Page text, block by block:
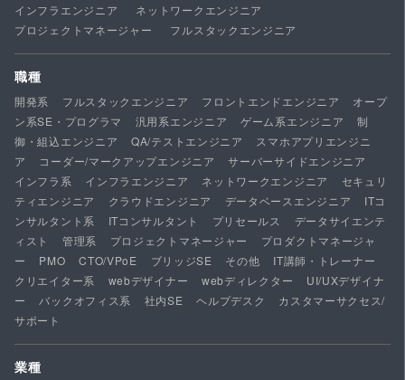
インフラエンジニア
ネットワークエンジニア
プロジェクトマネージャー
フルスタックエンジニア
職種
開発系 フルスタックエンジニア フロントエンドエンジニア
オープ
ン系SE・プログラマ
汎用系エンジニア ゲーム系エンジニア
制
御・組込エンジニア
QA/テストエンジニア
スマホアプリエンジニ
ア
コーダー/マークアップエンジニア
サーバーサイドエンジニア
インフラ系
インフラエンジニア ネットワークエンジニア
セキュリ
ティエンジニア
クラウドエンジニア データベースエンジニア
ITコ
ンサルタント系
ITコンサルタント プリセールス
データサイエンテ
ィスト
管理系 プロジェクトマネージャー
プロダクトマネージャ
ー
PMO CTO/VPoE ブリッジSE その他
IT講師・トレーナー
クリエイター系
webデザイナー webディレクター
UI/UXデザイナ
ー
バックオフィス系 社内SE ヘルプデスク
カスタマーサクセス/
サポート
業種